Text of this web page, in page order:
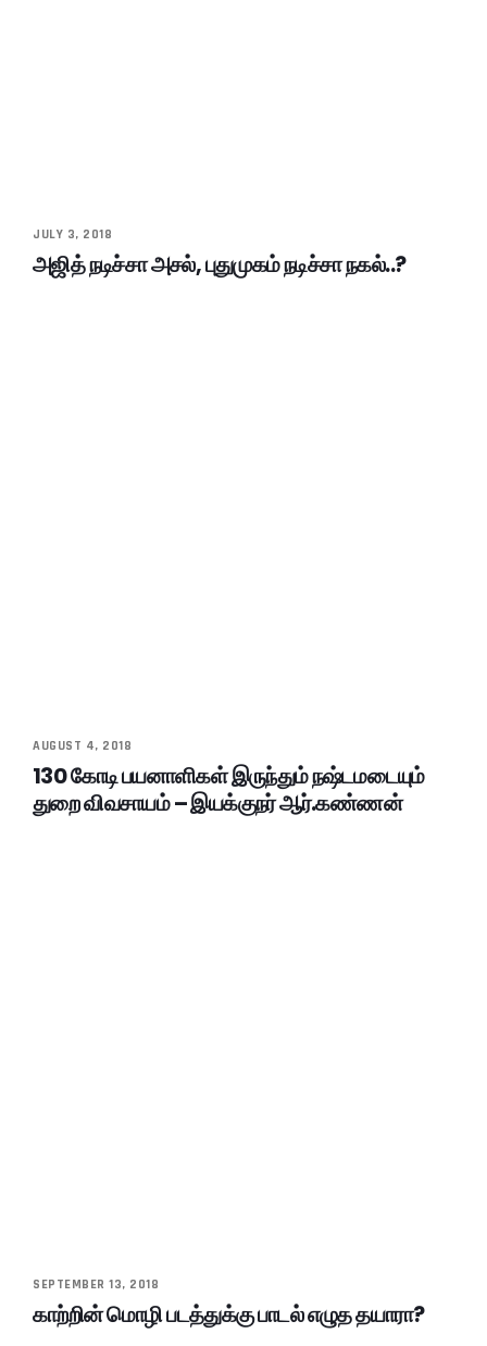
JULY 3, 2018
அஜித் நடிச்சா அசல், புதுமுகம் நடிச்சா நகல்..?
AUGUST 4, 2018
130 கோடி பயனாளிகள் இருந்தும் நஷ்டமடையும்
துறை விவசாயம் – இயக்குநர் ஆர்.கண்ணன்
SEPTEMBER 13, 2018
காற்றின் மொழி படத்துக்கு பாடல் எழுத தயாரா?